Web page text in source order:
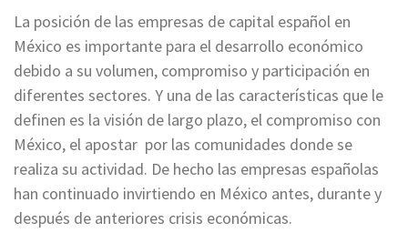
La posición de las empresas de capital español en
México es importante para el desarrollo económico
debido a su volumen, compromiso y participación en
diferentes sectores. Y una de las características que le
definen es la visión de largo plazo, el compromiso con
México, el apostar por las comunidades donde se
realiza su actividad. De hecho las empresas españolas
han continuado invirtiendo en México antes, durante y
después de anteriores crisis económicas.